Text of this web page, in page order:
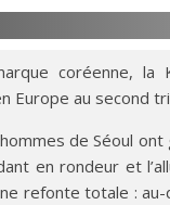
coréenne, la
Europe au second
de Séoul
en rondeur et
refonte totale :